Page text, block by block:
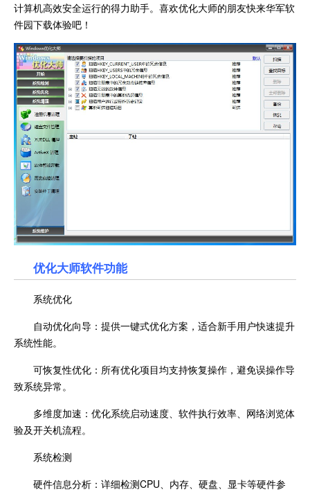
计算机高效安全运行的得力助手。喜欢优化大师的朋友快来华军软
件园下载体验吧！
优化大师软件功能
系统优化
自动优化向导：提供一键式优化方案，适合新手用户快速提升
系统性能。
可恢复性优化：所有优化项目均支持恢复操作，避免误操作导
致系统异常。
多维度加速：优化系统启动速度、软件执行效率、网络浏览体
验及开关机流程。
系统检测
硬件信息分析：详细检测CPU、内存、硬盘、显卡等硬件参